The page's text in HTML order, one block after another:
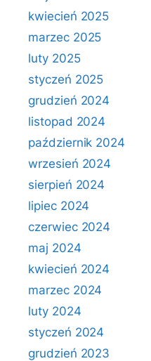
kwiecień 2025
marzec 2025
luty 2025
styczeń 2025
grudzień 2024
listopad 2024
październik 2024
wrzesień 2024
sierpień 2024
lipiec 2024
czerwiec 2024
maj 2024
kwiecień 2024
marzec 2024
luty 2024
styczeń 2024
grudzień 2023